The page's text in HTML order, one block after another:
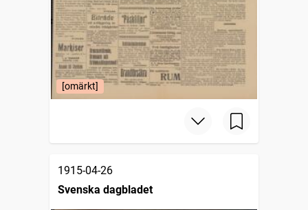
[omärkt]
1915-04-26
Svenska dagbladet